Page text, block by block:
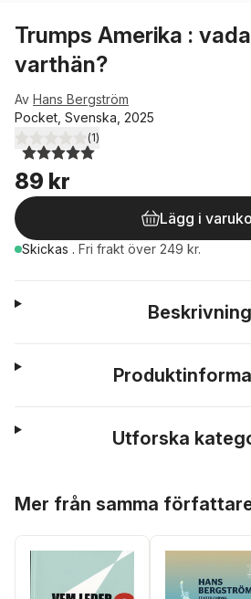
Trumps Amerika :
varthän?
Av Hans Bergström
Pocket, Svenska, 2025
5,0utav 5 stjärnor. Totalt antal röster:
(1)
89 kr
Lägg i
Skickas . Fri frakt över 249 kr.
Beskrivning
Utforska
Mer från samma